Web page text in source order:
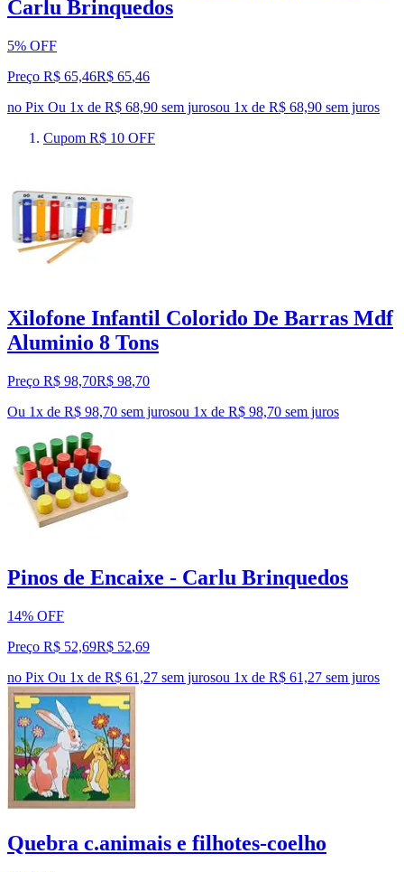
Carlu Brinquedos
5% OFF
Preço R$ 65,46R$ 65,46
no Pix Ou 1x de R$ 68,90 sem jurosou 1x de R$ 68,90 sem juros
Cupom R$ 10 OFF
Xilofone Infantil Colorido De Barras Mdf
Aluminio 8 Tons
Preço R$ 98,70R$ 98,70
Ou 1x de R$ 98,70 sem jurosou 1x de R$ 98,70 sem juros
Pinos de Encaixe - Carlu Brinquedos
14% OFF
Preço R$ 52,69R$ 52,69
no Pix Ou 1x de R$ 61,27 sem jurosou 1x de R$ 61,27 sem juros
Quebra c.animais e filhotes-coelho